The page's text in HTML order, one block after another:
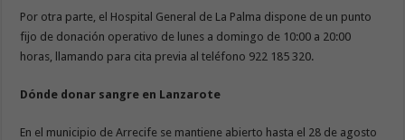
Por otra parte, el Hospital General de La Palma dispone de un punto
fijo de donación operativo de lunes a domingo de 10:00 a 20:00
horas, llamando para cita previa al teléfono 922 185 320.
Dónde donar sangre en Lanzarote
En el municipio de Arrecife se mantiene abierto hasta el 28 de agosto